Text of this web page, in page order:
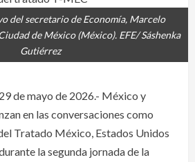
del secretario de Economía, Marcelo
de México (México). EFE/ Sáshenka
Gutiérrez
de mayo de 2026.- México y
en las conversaciones como
Tratado México, Estados Unidos
la segunda jornada de la